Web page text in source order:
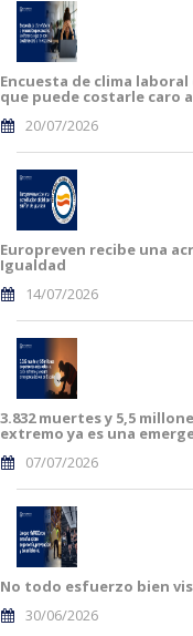
Encuesta de clima
que puede costarle caro
20/07/2026
Europreven recibe una
Igualdad
14/07/2026
3.832 muertes y 5,5
extremo ya es una
07/07/2026
No todo esfuerzo bien
30/06/2026